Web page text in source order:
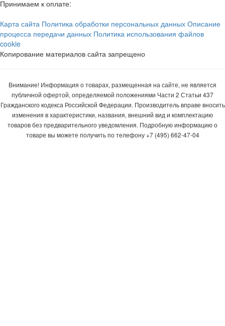
Принимаем к оплате:
Карта сайта Политика обработки персональных данных Описание
процесса передачи данных Политика использования файлов
cookie
Копирование материалов сайта запрещено
Внимание! Информация о товарах, размещенная на сайте, не является
публичной офертой, определяемой положениями Части 2 Статьи 437
Гражданского кодекса Российской Федерации. Производитель вправе вносить
изменения в характеристики, названия, внешний вид и комплектацию
товаров без предварительного уведомления. Подробную информацию о
товаре вы можете получить по телефону +7 (495) 662-47-04